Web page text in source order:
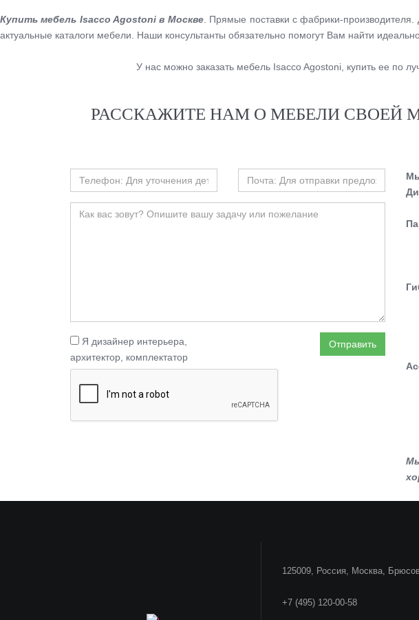
Купить мебель Isacco Agostoni в Москве. Прямые поставки с фабрики-
актуальные каталоги мебели. Наши консультанты обязательно помогут Вам найти
У нас можно заказать мебель Isacco Agostoni, купить ее по
РАССКАЖИТЕ НАМ О МЕБЕЛИ СВОЕЙ
Я дизайнер интерьера,
архитектор, комплектатор
Отправить
125009, Россия, Москва,
+7 (495) 120-00-58